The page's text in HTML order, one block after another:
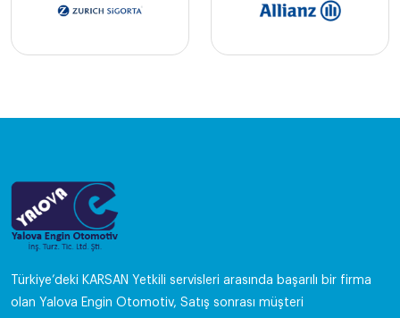
Türkiye’deki KARSAN Yetkili servisleri arasında başarılı bir firma
olan Yalova Engin Otomotiv, Satış sonrası müşteri